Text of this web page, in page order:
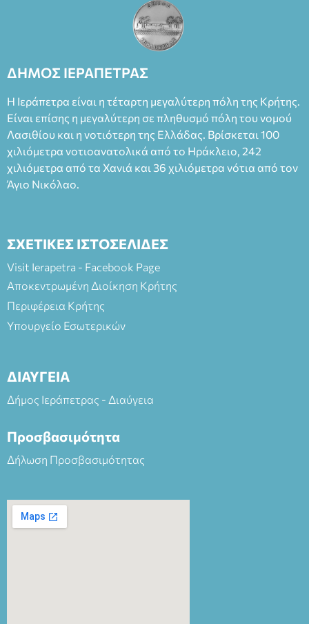
έργο, ενώ η παράσταση έχει καθιερωθεί ως σημαντικό
θεατρικό γεγονός χάρη στις εξαιρετικές ερμηνείες του
Θάνου Λέκκα στον ρόλο του Συγγραφέα και του Δημήτρη
Καπουράνη, νικητή του βραβείου Δημήτρης Χορν 2022-
Φεδερίκο. Σκηνοθεσία: Βαγγέλης Θεοδωρόπουλος Είσοδος: :
άνω των 65 Προπώληση: Βιβλιοπωλείο Πάπυρος (Πλατεία
Πλαστήρα), E&G Mini market (Δημοκρατίας 39 Ιεράπετρα)
και στο more.com Χώρος: 3ο Γυμνάσιο Ιεράπετρας
(Είσοδος ΕΠΑ.Λ.) Έναρξη 21:15 Οργάνωση: ΚΝΩΣΟΣ
ΘΕΑΤΡΙΚΕΣ ΠΑΡΑΓΩΓΕΣ ΕΕ
ΔΗΜΟΣ ΙΕΡΑΠΕΤΡΑΣ
Η Ιεράπετρα είναι η τέταρτη μεγαλύτερη πόλη της Κρήτης.
Είναι επίσης η μεγαλύτερη σε πληθυσμό πόλη του νομού
Λασιθίου και η νοτιότερη της Ελλάδας. Βρίσκεται 100
χιλιόμετρα νοτιοανατολικά από το Ηράκλειο, 242
χιλιόμετρα από τα Χανιά και 36 χιλιόμετρα νότια από τον
Άγιο Νικόλαο.
ΣΧΕΤΙΚΕΣ ΙΣΤΟΣΕΛΙΔΕΣ
Visit Ierapetra - Facebook Page
Αποκεντρωμένη Διοίκηση Κρήτης
Περιφέρεια Κρήτης
Υπουργείο Εσωτερικών
ΔΙΑΥΓΕΙΑ
Δήμος Ιεράπετρας - Διαύγεια
Προσβασιμότητα
Δήλωση Προσβασιμότητας